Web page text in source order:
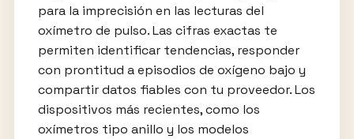
para la imprecisión en las lecturas del
oxímetro de pulso. Las cifras exactas te
permiten identificar tendencias, responder
con prontitud a episodios de oxígeno bajo y
compartir datos fiables con tu proveedor. Los
dispositivos más recientes, como los
oxímetros tipo anillo y los modelos